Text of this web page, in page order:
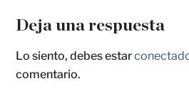
Deja una respuesta
Lo siento, debes estar
comentario.